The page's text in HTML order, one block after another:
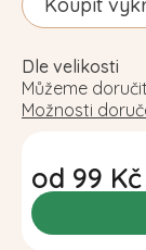
od 99 Kč
Měrná
cena:
Dle velikosti
Můžeme
Možnosti